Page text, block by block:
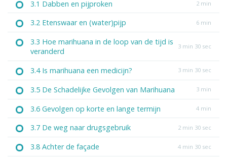
3.1 Dabben en pijproken 2 min
3.2 Etenswaar en (water)pijp 6 min
3.3 Hoe marihuana in de loop van de tijd is
veranderd
3 min 30 sec
3.4 Is marihuana een medicijn? 3 min 30 sec
3.5 De Schadelijke Gevolgen van Marihuana 3 min
3.6 Gevolgen op korte en lange termijn 4 min
3.7 De weg naar drugsgebruik 2 min 30 sec
3.8 Achter de façade 4 min 30 sec